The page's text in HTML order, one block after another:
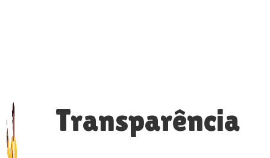
Transparência